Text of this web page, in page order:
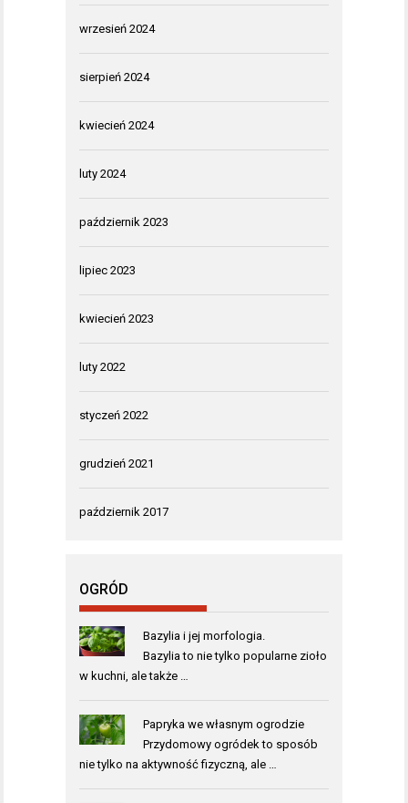
wrzesień 2024
sierpień 2024
kwiecień 2024
luty 2024
październik 2023
lipiec 2023
kwiecień 2023
luty 2022
styczeń 2022
grudzień 2021
październik 2017
OGRÓD
Bazylia i jej morfologia.
Bazylia to nie tylko popularne zioło
w kuchni, ale także …
Papryka we własnym ogrodzie
Przydomowy ogródek to sposób
nie tylko na aktywność fizyczną, ale …